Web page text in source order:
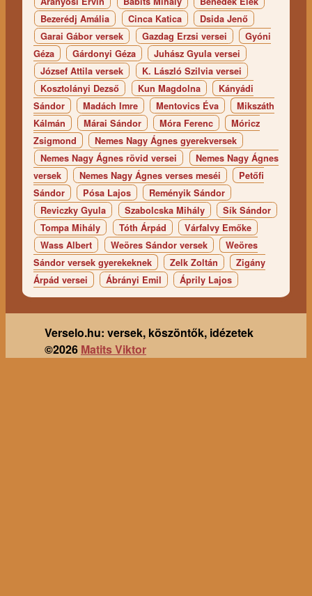
Bezerédj Amália
Cinca Katica
Dsida Jenő
Garai Gábor versek
Gazdag Erzsi versei
Gyóni
Géza
Gárdonyi Géza
Juhász Gyula versei
József Attila versek
K. László Szilvia versei
Kosztolányi Dezső
Kun Magdolna
Kányádi
Sándor
Madách Imre Mentovics Éva
Mikszáth
Kálmán
Márai Sándor Móra Ferenc
Móricz
Zsigmond
Nemes Nagy Ágnes gyerekversek
Nemes Nagy Ágnes rövid versei
Nemes Nagy Ágnes
versek
Nemes Nagy Ágnes verses meséi
Petőfi
Sándor
Pósa Lajos
Reményik Sándor
Reviczky Gyula
Szabolcska Mihály
Sík Sándor
Tompa Mihály
Tóth Árpád
Várfalvy Emőke
Wass Albert
Weöres Sándor versek
Weöres
Sándor versek gyerekeknek
Zelk Zoltán
Zigány
Árpád versei
Ábrányi Emil Áprily Lajos
Verselo.hu: versek, köszöntők, idézetek
©2026 Matits Viktor